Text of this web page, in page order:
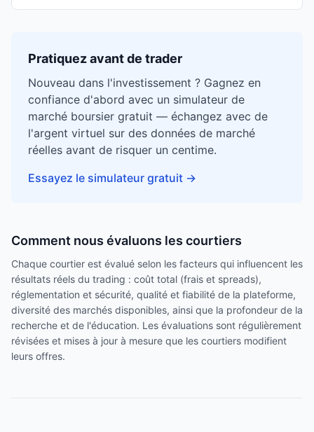
Pratiquez avant de trader
Nouveau dans l'investissement ? Gagnez en
confiance d'abord avec un simulateur de
marché boursier gratuit — échangez avec de
l'argent virtuel sur des données de marché
réelles avant de risquer un centime.
Essayez le simulateur gratuit →
Comment nous évaluons les courtiers
Chaque courtier est évalué selon les facteurs qui influencent les
résultats réels du trading : coût total (frais et spreads),
réglementation et sécurité, qualité et fiabilité de la plateforme,
diversité des marchés disponibles, ainsi que la profondeur de la
recherche et de l'éducation. Les évaluations sont régulièrement
révisées et mises à jour à mesure que les courtiers modifient
leurs offres.